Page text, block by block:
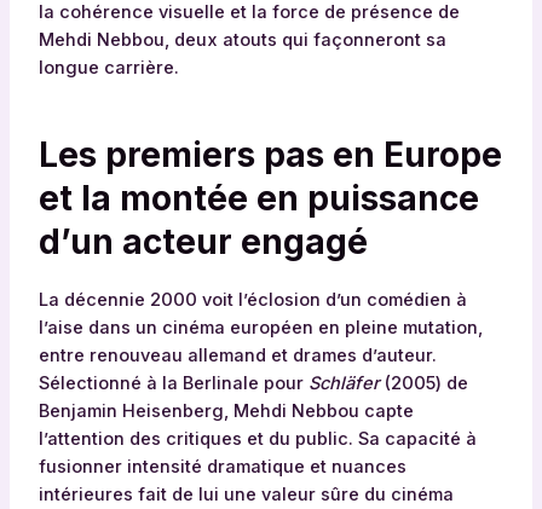
la cohérence visuelle et la force de présence de
Mehdi Nebbou, deux atouts qui façonneront sa
longue carrière.
Les premiers pas en Europe
et la montée en puissance
d’un acteur engagé
La décennie 2000 voit l’éclosion d’un comédien à
l’aise dans un cinéma européen en pleine mutation,
entre renouveau allemand et drames d’auteur.
Sélectionné à la Berlinale pour Schläfer(2005) de
Benjamin Heisenberg, Mehdi Nebbou capte
l’attention des critiques et du public. Sa capacité à
fusionner intensité dramatique et nuances
intérieures fait de lui une valeur sûre du cinéma